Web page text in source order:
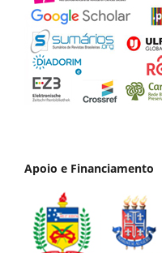
Apoio e Financiamento